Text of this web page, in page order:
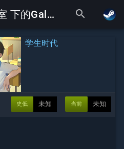
标签 白雨工作室 下的Galgame search
学生时代
未知
当前
未知
史低